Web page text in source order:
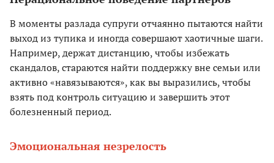
В моменты разлада супруги отчаянно пытаются найти
выход из тупика и иногда совершают хаотичные шаги.
Например, держат дистанцию, чтобы избежать
скандалов, стараются найти поддержку вне семьи или
активно «навязываются», как вы выразились, чтобы
взять под контроль ситуацию и завершить этот
болезненный период.
Эмоциональная незрелость